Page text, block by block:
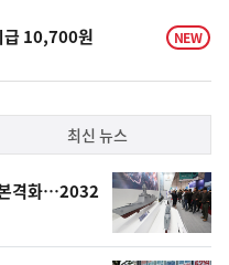
락
급 10,700원 NEW
최신 뉴스
격화…2032